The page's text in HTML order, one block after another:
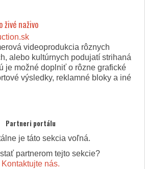
živé naživo
videoprodukcia rôznych
alebo kultúrnych podujatí strihaná
je možné doplniť o rôzne grafické
výsledky, reklamné bloky a iné
Partneri portálu
je táto sekcia voľná.
partnerom tejto sekcie?
Kontaktujte nás.